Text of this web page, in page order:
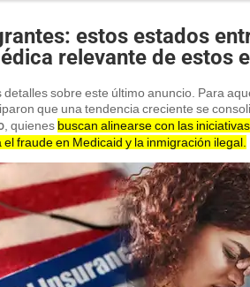
estos estados
relevante de estos
detalles sobre este último anuncio. Para
que una tendencia creciente se
, quienes buscan alinearse con las
fraude en Medicaid y la inmigración ilegal.